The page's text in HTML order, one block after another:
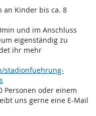
an Kinder bis ca. 8
und im Anschluss
eigenständig zu
ihr mehr
stadionfuehrung-
Personen oder einem
uns gerne eine E-Mail